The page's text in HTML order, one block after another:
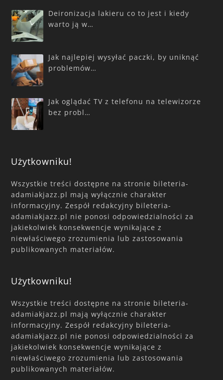
Deironizacja lakieru co to jest i kiedy
warto ją w…
Jak najlepiej wysyłać paczki, by uniknąć
problemów…
Jak oglądać TV z telefonu na telewizorze
bez probl…
Użytkowniku!
Wszystkie treści dostępne na stronie bileteria-
adamiakjazz.pl mają wyłącznie charakter
informacyjny. Zespół redakcyjny bileteria-
adamiakjazz.pl nie ponosi odpowiedzialności za
jakiekolwiek konsekwencje wynikające z
niewłaściwego zrozumienia lub zastosowania
publikowanych materiałów.
Użytkowniku!
Wszystkie treści dostępne na stronie bileteria-
adamiakjazz.pl mają wyłącznie charakter
informacyjny. Zespół redakcyjny bileteria-
adamiakjazz.pl nie ponosi odpowiedzialności za
jakiekolwiek konsekwencje wynikające z
niewłaściwego zrozumienia lub zastosowania
publikowanych materiałów.